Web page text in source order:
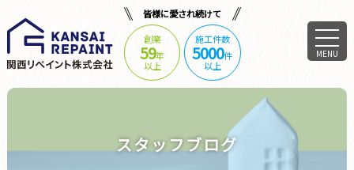
皆様に愛され続けて
創業
59年
以上
施工件数
5000件
以上
MENU
スタッフブログ